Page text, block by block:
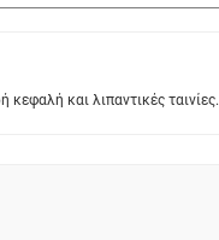
και λιπαντικές ταινίες.